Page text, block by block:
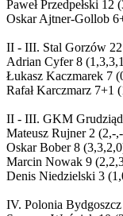
Paweł Przedpełski 12
Oskar Ajtner-Gollob
II - III. Stal Gorzów
Adrian Cyfer 8
Łukasz Kaczmarek 7
Rafał Karczmarz 7+1
II - III. GKM
Mateusz Rujner 2 (2,-
Oskar Bober 8
Marcin Nowak 9
Denis Niedzielski 3
IV. Polonia